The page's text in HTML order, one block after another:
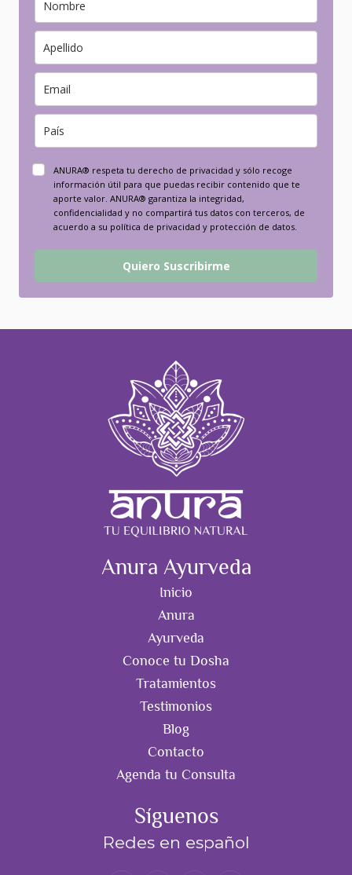
ANURA® respeta tu derecho de privacidad y sólo recoge
información útil para que puedas recibir contenido que te
aporte valor. ANURA® garantiza la integridad,
confidencialidad y no compartirá tus datos con terceros, de
acuerdo a su política de privacidad y protección de datos.
Quiero Suscribirme
Anura Ayurveda
Inicio
Anura
Ayurveda
Conoce tu Dosha
Tratamientos
Testimonios
Blog
Contacto
Agenda tu Consulta
Síguenos
Redes en español